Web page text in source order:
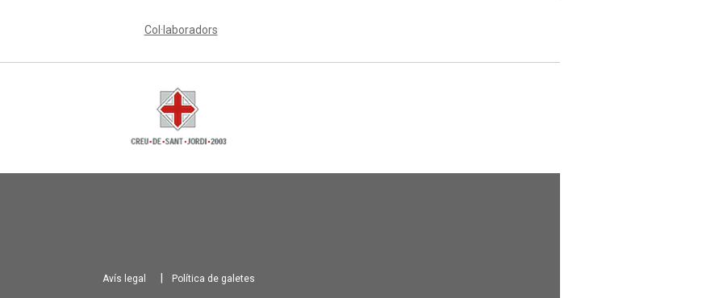
Col·laboradors
Avís legal Política de galetes